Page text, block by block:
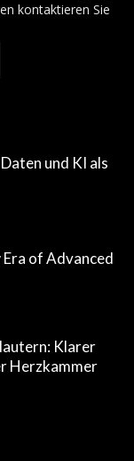
kontaktieren Sie
und KI als
of Advanced
Klarer
Herzkammer